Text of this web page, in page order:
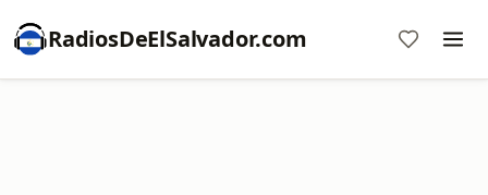
RadiosDeElSalvador.com